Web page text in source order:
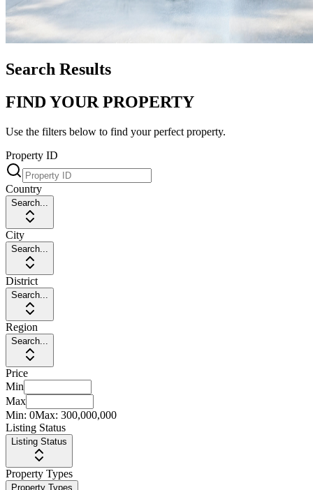
Search Results
FIND YOUR PROPERTY
Use the filters below to find your perfect property.
Property ID
Country
Search...
City
Search...
District
Search...
Region
Search...
Price
Min
Max
Min: 0Max: 300,000,000
Listing Status
Listing Status
Property Types
Property Types